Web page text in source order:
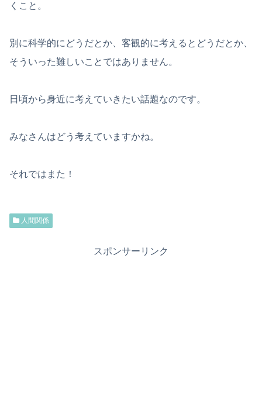
くこと。
別に科学的にどうだとか、客観的に考えるとどうだとか、
そういった難しいことではありません。
日頃から身近に考えていきたい話題なのです。
みなさんはどう考えていますかね。
それではまた！
人間関係
スポンサーリンク